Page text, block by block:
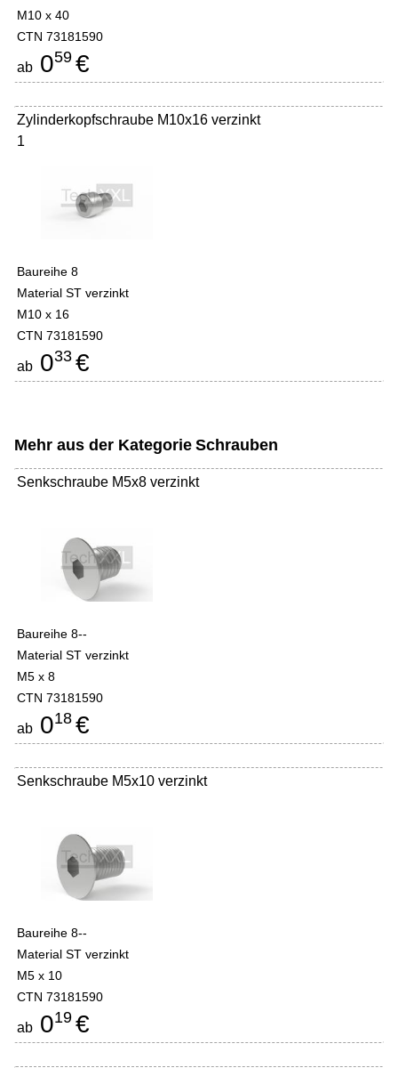
M10 x 40
CTN 73181590
ab 059 €
Zylinderkopfschraube M10x16 verzinkt
1
Baureihe 8
Material ST verzinkt
M10 x 16
CTN 73181590
ab 033 €
Mehr aus der Kategorie Schrauben
Senkschraube M5x8 verzinkt
Baureihe 8--
Material ST verzinkt
M5 x 8
CTN 73181590
ab 018 €
Senkschraube M5x10 verzinkt
Baureihe 8--
Material ST verzinkt
M5 x 10
CTN 73181590
ab 019 €